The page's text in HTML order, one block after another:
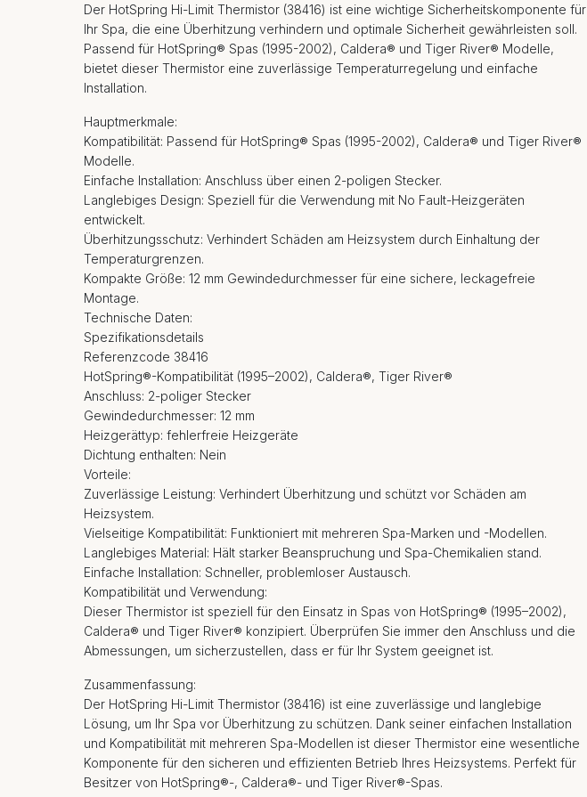
Der HotSpring Hi-Limit Thermistor (38416) ist eine wichtige Sicherheitskomponente für
Ihr Spa, die eine Überhitzung verhindern und optimale Sicherheit gewährleisten soll.
Passend für HotSpring® Spas (1995-2002), Caldera® und Tiger River® Modelle,
bietet dieser Thermistor eine zuverlässige Temperaturregelung und einfache
Installation.
Hauptmerkmale:
Kompatibilität: Passend für HotSpring® Spas (1995-2002), Caldera® und Tiger River®
Modelle.
Einfache Installation: Anschluss über einen 2-poligen Stecker.
Langlebiges Design: Speziell für die Verwendung mit No Fault-Heizgeräten
entwickelt.
Überhitzungsschutz: Verhindert Schäden am Heizsystem durch Einhaltung der
Temperaturgrenzen.
Kompakte Größe: 12 mm Gewindedurchmesser für eine sichere, leckagefreie
Montage.
Technische Daten:
Spezifikationsdetails
Referenzcode 38416
HotSpring®-Kompatibilität (1995–2002), Caldera®, Tiger River®
Anschluss: 2-poliger Stecker
Gewindedurchmesser: 12 mm
Heizgerättyp: fehlerfreie Heizgeräte
Dichtung enthalten: Nein
Vorteile:
Zuverlässige Leistung: Verhindert Überhitzung und schützt vor Schäden am
Heizsystem.
Vielseitige Kompatibilität: Funktioniert mit mehreren Spa-Marken und -Modellen.
Langlebiges Material: Hält starker Beanspruchung und Spa-Chemikalien stand.
Einfache Installation: Schneller, problemloser Austausch.
Kompatibilität und Verwendung:
Dieser Thermistor ist speziell für den Einsatz in Spas von HotSpring® (1995–2002),
Caldera® und Tiger River® konzipiert. Überprüfen Sie immer den Anschluss und die
Abmessungen, um sicherzustellen, dass er für Ihr System geeignet ist.
Zusammenfassung:
Der HotSpring Hi-Limit Thermistor (38416) ist eine zuverlässige und langlebige
Lösung, um Ihr Spa vor Überhitzung zu schützen. Dank seiner einfachen Installation
und Kompatibilität mit mehreren Spa-Modellen ist dieser Thermistor eine wesentliche
Komponente für den sicheren und effizienten Betrieb Ihres Heizsystems. Perfekt für
Besitzer von HotSpring®-, Caldera®- und Tiger River®-Spas.